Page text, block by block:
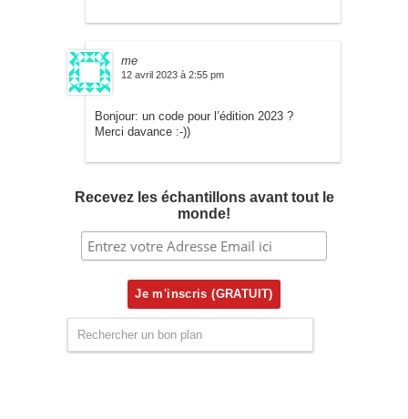
me
12 avril 2023 à 2:55 pm
Bonjour: un code pour l’édition 2023 ?
Merci davance :-))
Recevez les échantillons avant tout le
monde!